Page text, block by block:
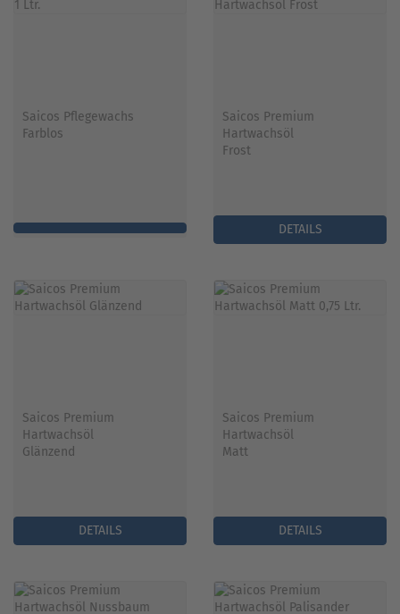
Saicos Pflegewachs
Farblos
Saicos Premium
Hartwachsöl
Frost
DETAILS
Saicos Premium
Hartwachsöl
Glänzend
DETAILS
Saicos Premium
Hartwachsöl
Matt
DETAILS